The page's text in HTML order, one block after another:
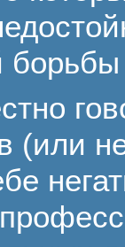
(или